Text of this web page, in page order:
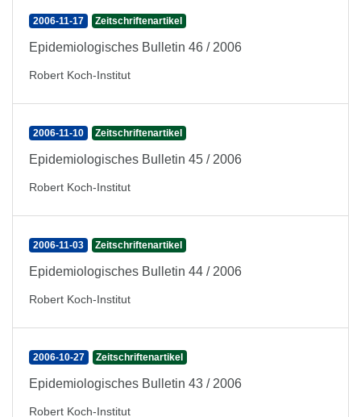
2006-11-17 Zeitschriftenartikel
Epidemiologisches Bulletin 46 / 2006
Robert Koch-Institut
2006-11-10 Zeitschriftenartikel
Epidemiologisches Bulletin 45 / 2006
Robert Koch-Institut
2006-11-03 Zeitschriftenartikel
Epidemiologisches Bulletin 44 / 2006
Robert Koch-Institut
2006-10-27 Zeitschriftenartikel
Epidemiologisches Bulletin 43 / 2006
Robert Koch-Institut